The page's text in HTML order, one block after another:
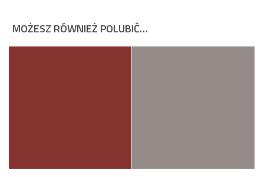
MOŻESZ RÓWNIEŻ POLUBIĆ…